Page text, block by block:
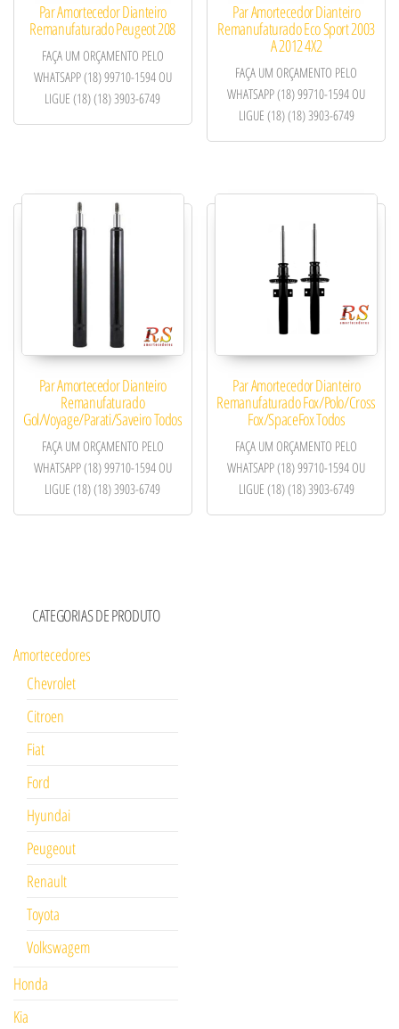
Par Amortecedor Dianteiro
Remanufaturado Peugeot 208
FAÇA UM ORÇAMENTO PELO
WHATSAPP (18) 99710-1594 OU
LIGUE (18) (18) 3903-6749
Par Amortecedor Dianteiro
Remanufaturado Eco Sport 2003
A 2012 4X2
FAÇA UM ORÇAMENTO PELO
WHATSAPP (18) 99710-1594 OU
LIGUE (18) (18) 3903-6749
Par Amortecedor Dianteiro
Remanufaturado
Gol/Voyage/Parati/Saveiro Todos
FAÇA UM ORÇAMENTO PELO
WHATSAPP (18) 99710-1594 OU
LIGUE (18) (18) 3903-6749
Par Amortecedor Dianteiro
Remanufaturado Fox/Polo/Cross
Fox/SpaceFox Todos
FAÇA UM ORÇAMENTO PELO
WHATSAPP (18) 99710-1594 OU
LIGUE (18) (18) 3903-6749
CATEGORIAS DE PRODUTO
Amortecedores
Chevrolet
Citroen
Fiat
Ford
Hyundai
Peugeout
Renault
Toyota
Volkswagem
Honda
Kia